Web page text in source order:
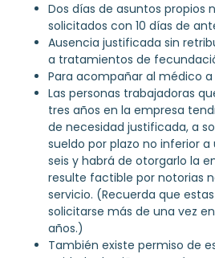
Dos días de asuntos propios
solicitados con 10 días de
Ausencia justificada sin
a tratamientos de
Para acompañar al médico a
Las personas trabajadoras
tres años en la empresa
de necesidad justificada, a
sueldo por plazo no inferior a
seis y habrá de otorgarlo la
resulte factible por notorias
servicio. (Recuerda que
solicitarse más de una vez
años.)
También existe permiso de